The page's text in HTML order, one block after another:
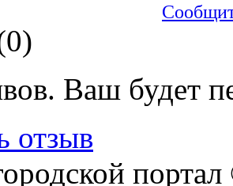
0)
Ваш будет
отзыв